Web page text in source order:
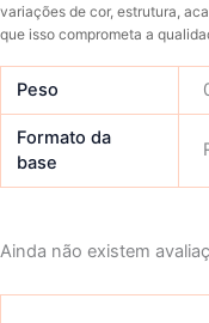
variações de cor, estrutura,
que isso comprometa a
Peso
Formato da
base
Ainda não existem